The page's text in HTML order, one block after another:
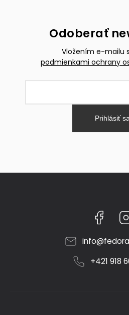
Odoberať
Vložením e-mailu
podmienkami ochrany
Prihlásiť sa
info@
+421 918